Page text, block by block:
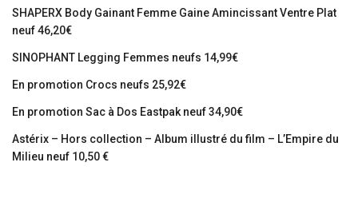
SHAPERX Body Gainant Femme Gaine Amincissant Ventre Plat
neuf 46,20€
SINOPHANT Legging Femmes neufs 14,99€
En promotion Crocs neufs 25,92€
En promotion Sac à Dos Eastpak neuf 34,90€
Astérix – Hors collection – Album illustré du film – L’Empire du
Milieu neuf 10,50 €